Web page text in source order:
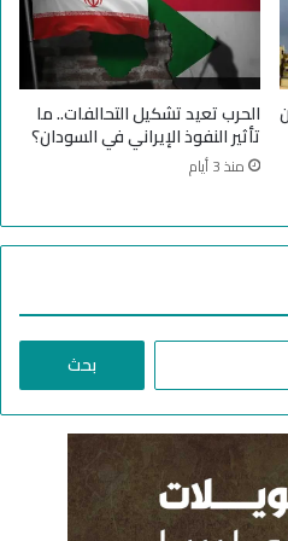
الحرب تعيد تشكيل التحالفات.. ما
تأثير النفوذ الإيراني في السودان؟
منذ 3 أيام
ا
ح